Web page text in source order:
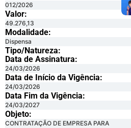
012/2026
Valor:
49.276,13
Modalidade:
Dispensa
Tipo/Natureza:
Data de Assinatura:
24/03/2026
Data de Início da Vigência:
24/03/2026
Data Fim da Vigência:
24/03/2027
Objeto:
CONTRATAÇÃO DE EMPRESA PARA